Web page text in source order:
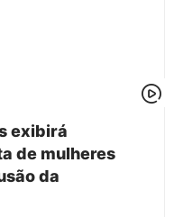
exibirá
de mulheres
da